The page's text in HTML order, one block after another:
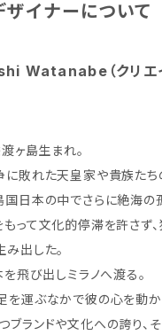
イナーについて
Watanabe（クリエ
ヶ島生まれ。
に敗れた天皇家や貴族たち
国日本の中でさらに絶海の
もって文化的停滞を許さず
出した。
飛び出しミラノへ渡る。
を運ぶなかで彼の心を動か
ブランドや文化への誇り、